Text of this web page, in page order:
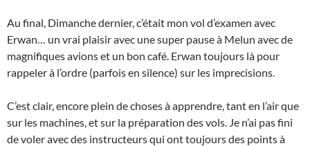
Au final, Dimanche dernier, c’était mon vol d’examen avec
Erwan… un vrai plaisir avec une super pause à Melun avec de
magnifiques avions et un bon café. Erwan toujours là pour
rappeler à l’ordre (parfois en silence) sur les imprecisions.
C’est clair, encore plein de choses à apprendre, tant en l’air que
sur les machines, et sur la préparation des vols. Je n’ai pas fini
de voler avec des instructeurs qui ont toujours des points à